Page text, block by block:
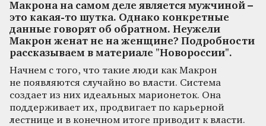
Макрона на самом деле является мужчиной –
это какая-то шутка. Однако конкретные
данные говорят об обратном. Неужели
Макрон женат не на женщине? Подробности
рассказываем в материале "Новороссии".
Начнем с того, что такие люди как Макрон
не появляются случайно во власти. Система
создает из них идеальных марионеток. Она
поддерживает их, продвигает по карьерной
лестнице и в конечном итоге приводит к власти.